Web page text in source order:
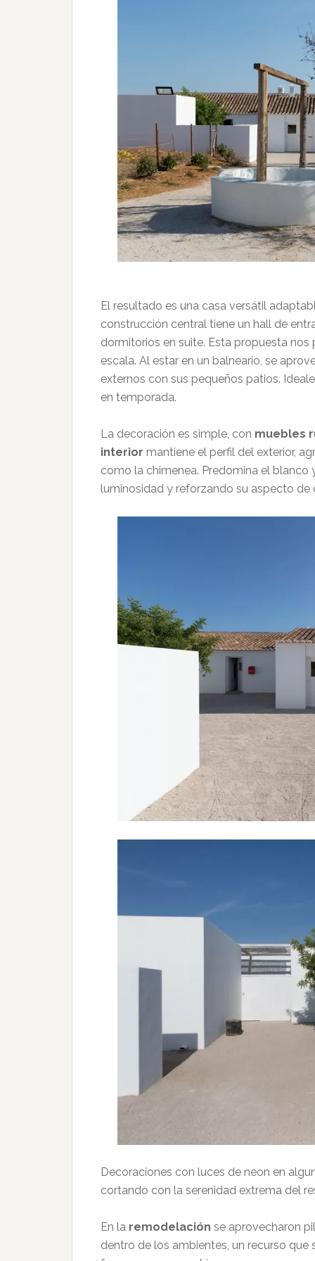
El resultado es una casa versátil
construcción central tiene un hall de
dormitorios en suite. Esta propuesta
escala. Al estar en un balneario, se
externos con sus pequeños patios.
en temporada.
La decoración es simple, con muebles
interior mantiene el perfil del exterior,
como la chimenea. Predomina el
luminosidad y reforzando su aspecto
Decoraciones con luces de neon en
cortando con la serenidad extrema del
En la remodelación se aprovecharon
dentro de los ambientes, un recurso que